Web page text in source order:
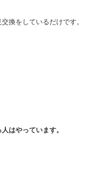
換をしているだけです。
はやっています。